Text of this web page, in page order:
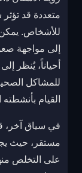
متعددة قد تؤثر
للأشخاص. يمكن
إلى مواجهة
أحياناً، يُنظر
للمشاكل
القيام بأنشطته
في سياق آخر،
مستقر، حيث
على التخلص